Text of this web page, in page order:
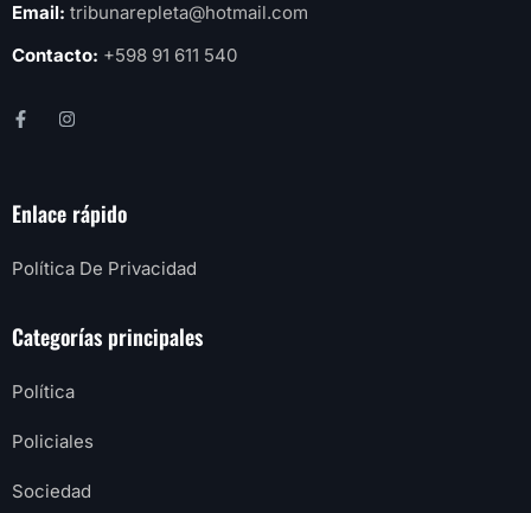
Email: tribunarepleta@hotmail.com
Contacto: +598 91 611 540
Enlace rápido
Política De Privacidad
Categorías principales
Política
Policiales
Sociedad